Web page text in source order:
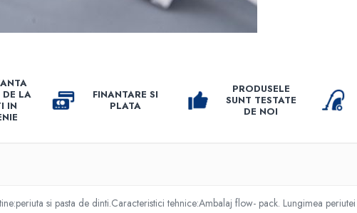
DE LA
IN
FINANTARE SI
PLATA
PRODUSELE
SUNT TESTATE
DE NOI
si pasta de dinti.Caracteristici tehnice:Ambalaj flow- pack. Lungimea